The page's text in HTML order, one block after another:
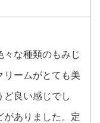
々な種類のもみじ
リームがとても美
ど良い感じでし
がありました。定